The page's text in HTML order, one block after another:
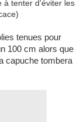
à tenter d'éviter les
tenues pour
100 cm alors que
capuche tombera